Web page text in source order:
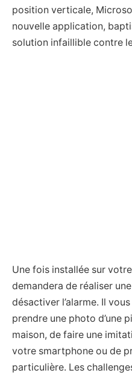
position verticale,
nouvelle application,
solution infaillible contre
Une fois installée sur
demandera de réaliser
désactiver l’alarme. Il
prendre une photo d’une
maison, de faire une
votre smartphone ou de
particulière. Les